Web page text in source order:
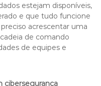
estejam disponíveis,
e que tudo funcione
acrescentar uma
de comando
de equipes e
cibersegurança